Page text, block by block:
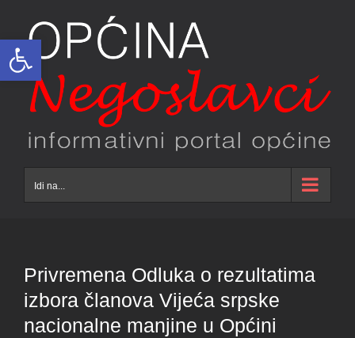
Open toolbar
content
Idi na...
Privremena Odluka o rezultatima
izbora članova Vijeća srpske
nacionalne manjine u Općini